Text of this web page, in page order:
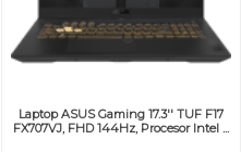
Laptop ASUS Gaming 17.3'' TUF F17
FX707VJ, FHD 144Hz, Procesor Intel ...